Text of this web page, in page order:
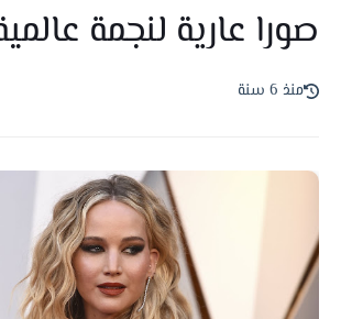
صورا عارية لنجمة
منذ 6 سنة